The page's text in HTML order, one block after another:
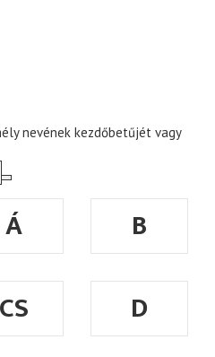
nevének kezdőbetűjét vagy
Á
B
CS
D